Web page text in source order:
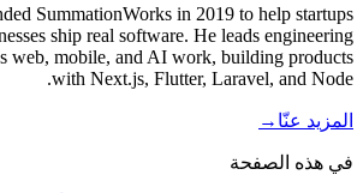
SummationWorks in 2019 to help startups
ship real software. He leads engineering
web, mobile, and AI work, building products
with Next.js, Flutter, Laravel, and Node.
المزيد عنّا →
في هذه الصفحة